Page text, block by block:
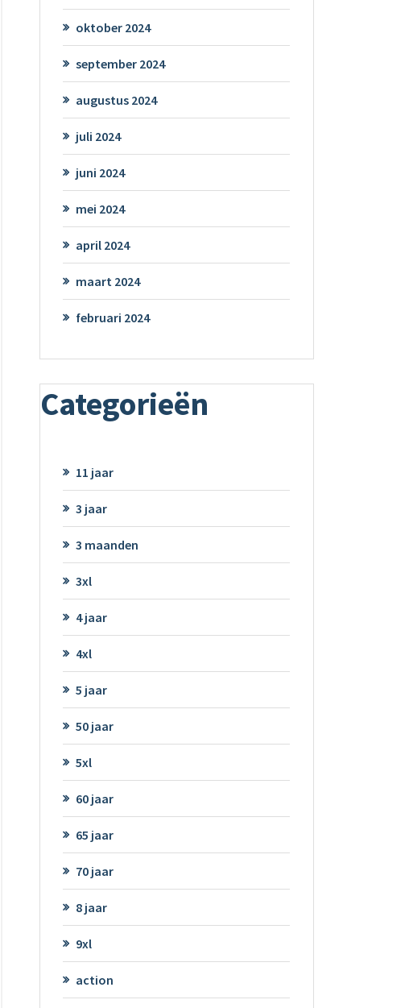
oktober 2024
september 2024
augustus 2024
juli 2024
juni 2024
mei 2024
april 2024
maart 2024
februari 2024
Categorieën
11 jaar
3 jaar
3 maanden
3xl
4 jaar
4xl
5 jaar
50 jaar
5xl
60 jaar
65 jaar
70 jaar
8 jaar
9xl
action